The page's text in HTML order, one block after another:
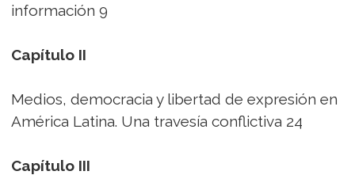
información 9
Capítulo II
Medios, democracia y libertad de expresión en
América Latina. Una travesía conflictiva 24
Capítulo III